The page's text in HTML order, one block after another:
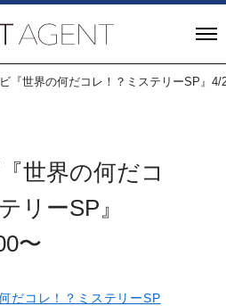
『世界の何だコレ！？ミステリーSP』4/
世界の何だコ
リーSP』
〜
だコレ！？ミステリーSP